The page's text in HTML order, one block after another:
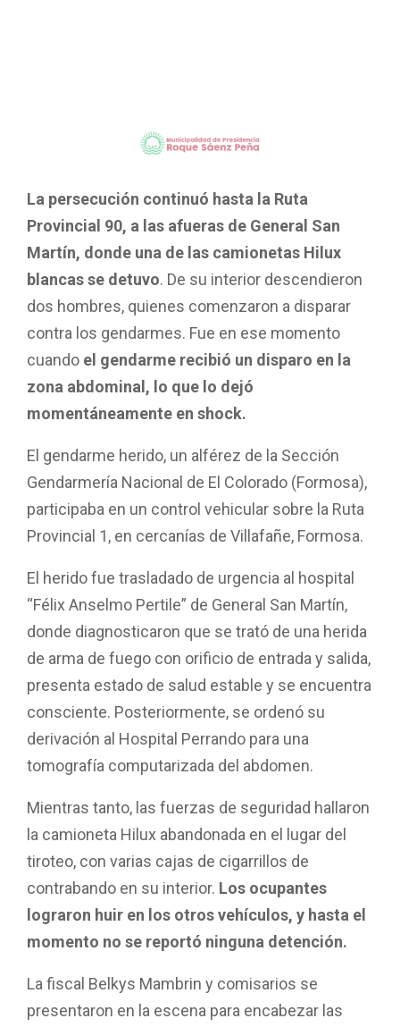
La persecución continuó hasta la Ruta
Provincial 90, a las afueras de General San
Martín, donde una de las camionetas Hilux
blancas se detuvo. De su interior descendieron
dos hombres, quienes comenzaron a disparar
contra los gendarmes. Fue en ese momento
cuando el gendarme recibió un disparo en la
zona abdominal, lo que lo dejó
momentáneamente en shock.
El gendarme herido, un alférez de la Sección
Gendarmería Nacional de El Colorado (Formosa),
participaba en un control vehicular sobre la Ruta
Provincial 1, en cercanías de Villafañe, Formosa.
El herido fue trasladado de urgencia al hospital
“Félix Anselmo Pertile” de General San Martín,
donde diagnosticaron que se trató de una herida
de arma de fuego con orificio de entrada y salida,
presenta estado de salud estable y se encuentra
consciente. Posteriormente, se ordenó su
derivación al Hospital Perrando para una
tomografía computarizada del abdomen.
Mientras tanto, las fuerzas de seguridad hallaron
la camioneta Hilux abandonada en el lugar del
tiroteo, con varias cajas de cigarrillos de
contrabando en su interior. Los ocupantes
lograron huir en los otros vehículos, y hasta el
momento no se reportó ninguna detención.
La fiscal Belkys Mambrin y comisarios se
presentaron en la escena para encabezar las